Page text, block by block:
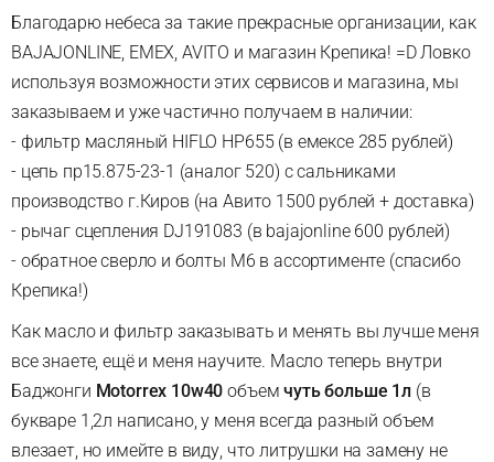
Благодарю небеса за такие прекрасные организации, как
BAJAJONLINE, EMEX, AVITO и магазин Крепика! =D Ловко
используя возможности этих сервисов и магазина, мы
заказываем и уже частично получаем в наличии:
- фильтр масляный HIFLO HP655 (в емексе 285 рублей)
- цепь пр15.875-23-1 (аналог 520) с сальниками
производство г.Киров (на Авито 1500 рублей + доставка)
- рычаг сцепления DJ191083 (в bajajonline 600 рублей)
- обратное сверло и болты М6 в ассортименте (спасибо
Крепика!)
Как масло и фильтр заказывать и менять вы лучше меня
все знаете, ещё и меня научите. Масло теперь внутри
Баджонги Motorrex 10w40 объемчуть больше 1л(в
букваре 1,2л написано, у меня всегда разный объем
влезает, но имейте в виду, что литрушки на замену не